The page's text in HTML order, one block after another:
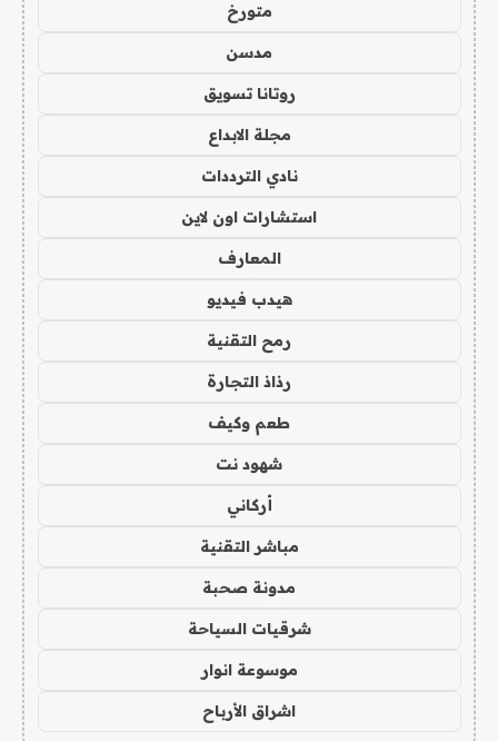
متورخ
مدسن
روتانا تسويق
مجلة الابداع
نادي الترددات
استشارات اون لاين
المعارف
هيدب فيديو
رمح التقنية
رذاذ التجارة
طعم وكيف
شهود نت
أركاني
مباشر التقنية
مدونة صحبة
شرقيات السياحة
موسوعة انوار
اشراق الأرباح